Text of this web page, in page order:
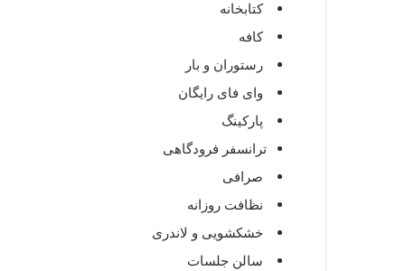
کتابخانه
کافه
رستوران و بار
وای فای رایگان
پارکینگ
ترانسفر فرودگاهی
صرافی
نظافت روزانه
خشکشویی و لاندری
سالن جلسات